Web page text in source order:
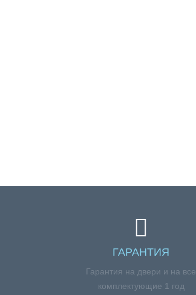
ГАРАНТИЯ
Гарантия на двери и на все
комплектующие 1 год